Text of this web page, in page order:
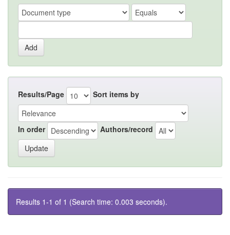
Results/Page Sort items by
In order Authors/record
Results 1-1 of 1 (Search time: 0.003 seconds).